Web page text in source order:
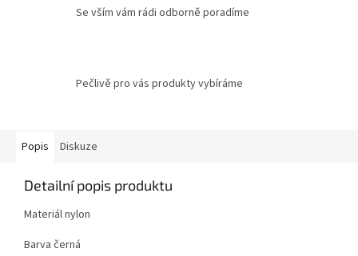
Se vším vám rádi odborně poradíme
Pečlivě pro vás produkty vybíráme
Popis Diskuze
Detailní popis produktu
Materiál nylon
Barva černá